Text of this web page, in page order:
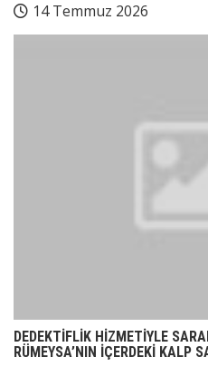
14 Temmuz 2026
DEDEKTİFLİK HİZMETİYLE
RÜMEYSA’NIN İÇERDEKİ KALP